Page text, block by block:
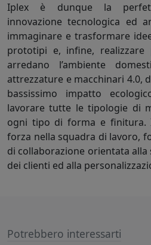
Iplex è dunque la
innovazione tecnologica ed
immaginare e trasformare
prototipi e, infine,
arredano l’ambiente
attrezzature e macchinari 4.0,
bassissimo impatto
lavorare tutte le tipologie di
ogni tipo di forma e finitura.
forza nella squadra di lavoro,
di collaborazione orientata alla
dei clienti ed alla
Potrebbero interessarti